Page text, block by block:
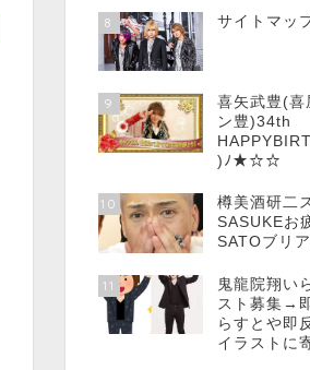
8 サイトマッ
9
喜矢武豊(喜
ン豊)34th
)ﾉ★☆☆
10
樽美酒研二
SASUKEお
SATOブリ
11
鬼龍院翔い
スト募集→
らすとや即
イラストに